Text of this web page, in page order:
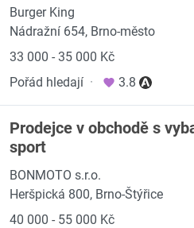
Burger King
Nádražní 654, Brno-město
33 000 - 35 000 Kč
Pořád hledají · 3.8
Prodejce v obchodě s
sport
BONMOTO s.r.o.
Heršpická 800, Brno-Štýřice
40 000 - 55 000 Kč